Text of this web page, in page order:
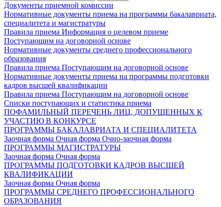
Документы приемной комиссии
Нормативные документы приема на программы бакалавриата,
специалитета и магистратуры
Правила приема Информация о целевом приеме
Поступающим на договорной основе
Нормативные документы среднего профессионального
образования
Правила приема Поступающим на договорной основе
Нормативные документы приема на программы подготовки
кадров высшей квалификации
Правила приема Поступающим на договорной основе
Списки поступающих и статистика приема
ПОФАМИЛЬНЫЙ ПЕРЕЧЕНЬ ЛИЦ, ДОПУЩЕННЫХ К
УЧАСТИЮ В КОНКУРСЕ
ПРОГРАММЫ БАКАЛАВРИАТА И СПЕЦИАЛИТЕТА
Заочная форма Очная форма Очно-заочная форма
ПРОГРАММЫ МАГИСТРАТУРЫ
Заочная форма Очная форма
ПРОГРАММЫ ПОДГОТОВКИ КАДРОВ ВЫСШЕЙ
КВАЛИФИКАЦИИ
Заочная форма Очная форма
ПРОГРАММЫ СРЕДНЕГО ПРОФЕССИОНАЛЬНОГО
ОБРАЗОВАНИЯ